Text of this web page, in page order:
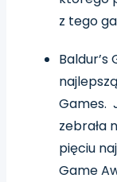
z tego
Baldur’s
Games.
zebrała
pięciu
Game